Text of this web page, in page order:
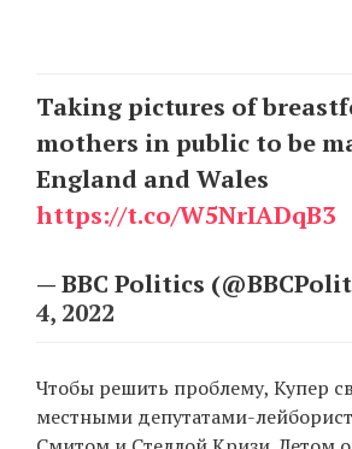
Taking pictures of
mothers in public to be
England and Wales
https://t.co/W5NrIADqB3
— BBC Politics
4, 2022
Чтобы решить проблему, Купер
местными депутатами-